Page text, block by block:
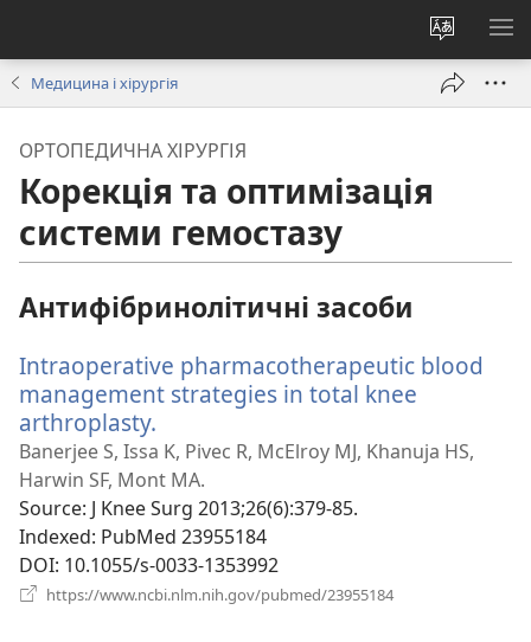
Змінити
мову
сайту
Медицина і хірургія
ОРТОПЕДИЧНА ХІРУРГІЯ
Корекція та оптимізація
системи гемостазу
Антифібринолітичні засоби
Intraoperative pharmacotherapeutic blood
management strategies in total knee
arthroplasty.
у
новому
вікні)
Banerjee S, Issa K, Pivec R, McElroy MJ, Khanuja HS,
Harwin SF, Mont MA.
Source‎: J Knee Surg 2013;26(6):379-85.
Indexed‎: PubMed 23955184
DOI‎: 10.1055/s-0033-1353992
https://www.ncbi.nlm.nih.gov/pubmed/23955184